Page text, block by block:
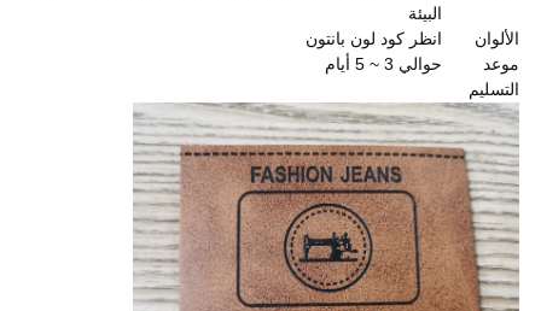
البيئة
الألوان
انظر كود لون بانتون
موعد
التسليم
حوالي 3 ~ 5 أيام